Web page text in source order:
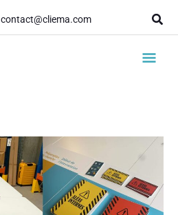
contact@cliema.com